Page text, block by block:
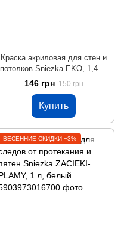
Краска акриловая для стен и
потолков Sniezka EKO, 1,4 кг,
снежно-белый, матовый
146 грн 150 грн
Купить
ВЕСЕННИЕ СКИДКИ −3%